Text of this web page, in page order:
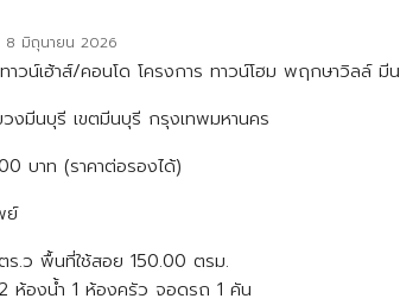
8 มิถุนายน 2026
าวน์เฮ้าส์/คอนโด โครงการ ทาวน์โฮม พฤกษาวิลล์
งมีนบุรี เขตมีนบุรี กรุงเทพมหานคร
บาท (ราคาต่อรองได้)
ย์
ร.ว พื้นที่ใช้สอย 150.00 ตรม.
ห้องน้ำ 1 ห้องครัว จอดรถ 1 คัน